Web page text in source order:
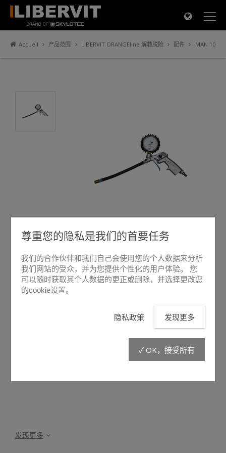
Accueil 产品范围 LIBERVIT ORANGEline 解救脱险 配件 MAN 10
发现更多
×
尊重您的隐私是我们的首要任务
我们的合作伙伴和我们自己会使用您的个人数据来分析
我们网站的受众，并为您提供个性化的用户体验。 您
可以随时获取其个人数据的更正或删除，并选择更改您
的cookie设置。
隐私政策 发现更多
✓ OK，接受所有